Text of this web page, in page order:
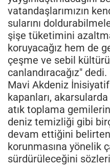
vatandaşlarımızın
sularını
şişe tüketimini
koruyacağız hem de
çeşme ve sebil
canlandıracağız" dedi.
Mavi Akdeniz
kapanları,
atık toplama
deniz temizliği gibi
devam ettiğini
korunmasına yönelik
sürdürüleceğini